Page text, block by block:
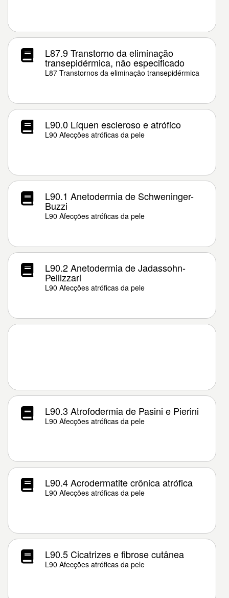
L87.9 Transtorno da eliminação
transepidérmica, não especificado
L87 Transtornos da eliminação transepidérmica
L90.0 Líquen escleroso e atrófico
L90 Afecções atróficas da pele
L90.1 Anetodermia de Schweninger-
Buzzi
L90 Afecções atróficas da pele
L90.2 Anetodermia de Jadassohn-
Pellizzari
L90 Afecções atróficas da pele
L90.3 Atrofodermia de Pasini e Pierini
L90 Afecções atróficas da pele
L90.4 Acrodermatite crônica atrófica
L90 Afecções atróficas da pele
L90.5 Cicatrizes e fibrose cutânea
L90 Afecções atróficas da pele